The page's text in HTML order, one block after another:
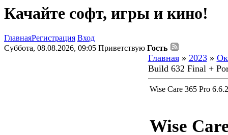
Качайте софт, игры и кино!
ГлавнаяРегистрация Вход
Суббота, 08.08.2026, 09:05 Приветствую Гость
Главная» 2023 »
Build 632 Final +
Wise Care 365 Pro
Wise